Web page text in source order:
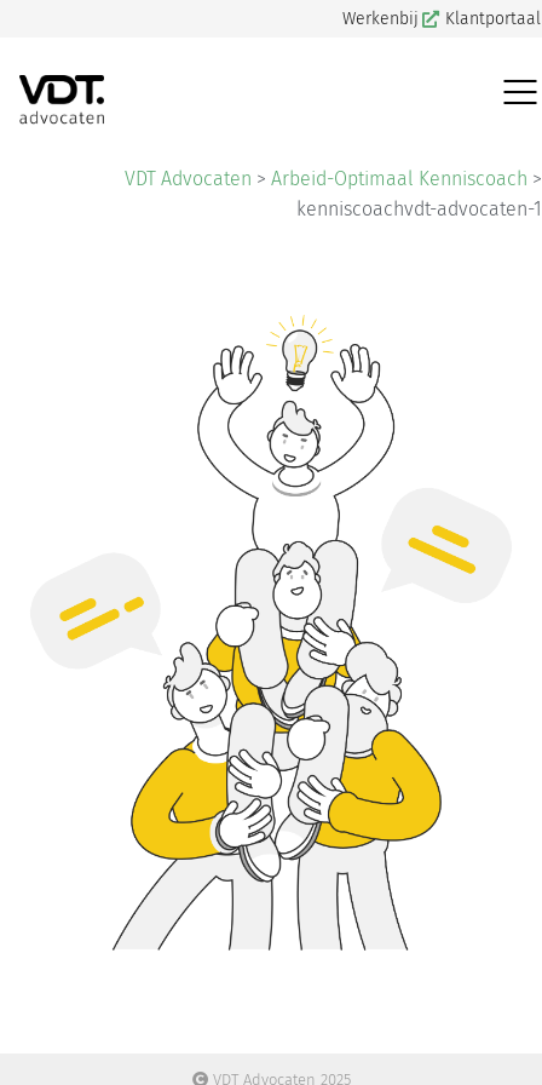
Werkenbij Klantportaal
VDT Advocaten > Arbeid-Optimaal Kenniscoach >
kenniscoachvdt-advocaten-1
VDT Advocaten 2025